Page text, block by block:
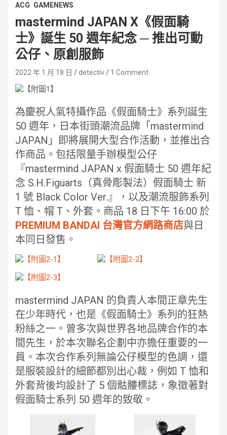
ACG GAMENEWS
mastermind JAPAN X《假面騎
士》誕生 50 週年紀念 ─ 推出可動
公仔、原創服飾
2022 年 1 月 18 日 detectiv 1 Comment
為慶祝人氣特攝作品《假面騎士》系列誕生
50 週年，日本街頭潮流品牌「mastermind
JAPAN」即將展開大型合作活動，並推出合
作商品。包括限量手辦模型公仔
『mastermind JAPAN x 假面騎士 50 週年紀
念 S.H.Figuarts（真骨彫製法）假面騎士 新
1 號 Black Color Ver.』，以及潮流服飾系列
T 恤、帽 T、外套。商品 18 日下午 16:00 於
PREMIUM BANDAI 台灣官⽅網路商店與日
本同日發售。
mastermind JAPAN 的負責人本間正章先生
在少年時代，也是《假面騎士》系列的狂熱
粉絲之一。曾多次與世界各地品牌合作的本
間先生，於本次聯名企劃中亦擔任重要的一
員。本次合作系列無論公仔模型的色調，還
是服裝設計的細節都別出心裁，例如 T 恤和
外套背後均設計了 5 個骷髏標誌，象徵著對
假面騎士系列 50 週年的致敬。